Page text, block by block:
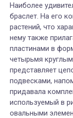
Наиболее
браслет. На его
растений, что
нему также
пластинами в
четырьмя
представляет
подвесками,
придавала
используемый в
овальными